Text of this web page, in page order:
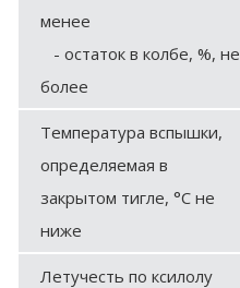
менее
- остаток в колбе, %, не
более
Температура вспышки,
определяемая в
закрытом тигле, °С не
ниже
Летучесть по ксилолу